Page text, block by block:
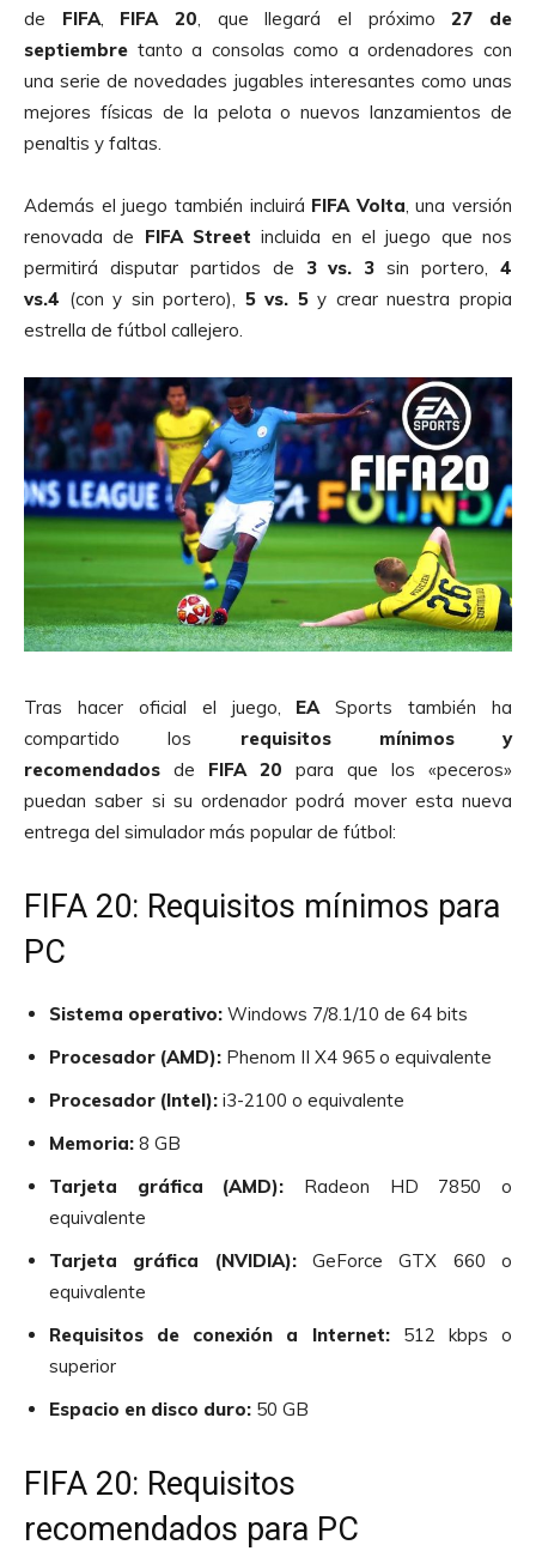
de FIFA, FIFA 20 , que llegará el próximo 27 de
septiembre tanto a consolas como a ordenadores con
una serie de novedades jugables interesantes como unas
mejores físicas de la pelota o nuevos lanzamientos de
penaltis y faltas.
Además el juego también incluirá FIFA Volta , una versión
renovada de FIFA Streetincluida en el juego que nos
permitirá disputar partidos de 3 vs. 3sin portero,4
vs.4 (con y sin portero), 5 vs. 5y crear nuestra propia
estrella de fútbol callejero.
Tras hacer oficial el juego, EASports también ha
compartido los requisitos mínimos y
recomendados de FIFA 20 para que los «peceros»
puedan saber si su ordenador podrá mover esta nueva
entrega del simulador más popular de fútbol:
FIFA 20: Requisitos mínimos para
PC
Sistema operativo: Windows 7/8.1/10 de 64 bits
Procesador (AMD): Phenom II X4 965 o equivalente
Procesador (Intel): i3-2100 o equivalente
Memoria: 8 GB
Tarjeta gráfica (AMD): Radeon HD 7850 o
equivalente
Tarjeta gráfica (NVIDIA):GeForce GTX 660 o
equivalente
Requisitos de conexión a Internet:512 kbps o
superior
Espacio en disco duro: 50 GB
FIFA 20: Requisitos
recomendados para PC